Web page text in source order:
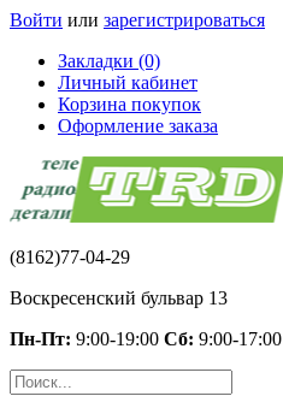
Войти или зарегистрироваться
Закладки (0)
Личный кабинет
Корзина покупок
Оформление заказа
(8162)77-04-29
Воскресенский бульвар 13
Пн-Пт: 9:00-19:00 Сб: 9:00-17:00